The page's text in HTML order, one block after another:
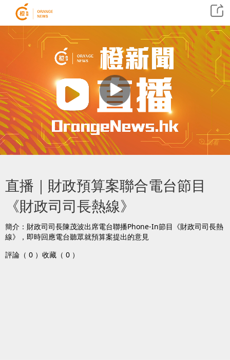
回看
直播｜財政預算案聯合電台節目
《財政司司長熱線》
簡介：財政司司長陳茂波出席電台聯播Phone-In節目《財政司司長熱
線》，即時回應電台聽眾就預算案提出的意見
評論（ 0 ） 收藏（ 0 ）